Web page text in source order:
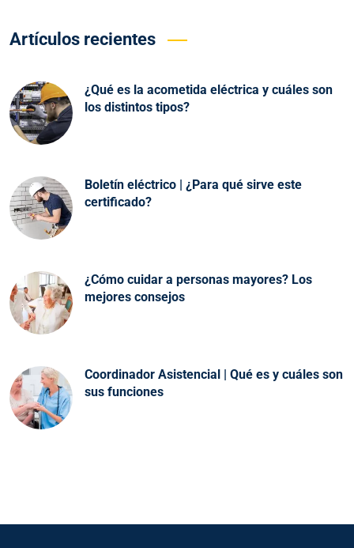
Artículos recientes
¿Qué es la acometida eléctrica y cuáles son
los distintos tipos?
Boletín eléctrico | ¿Para qué sirve este
certificado?
¿Cómo cuidar a personas mayores? Los
mejores consejos
Coordinador Asistencial | Qué es y cuáles son
sus funciones